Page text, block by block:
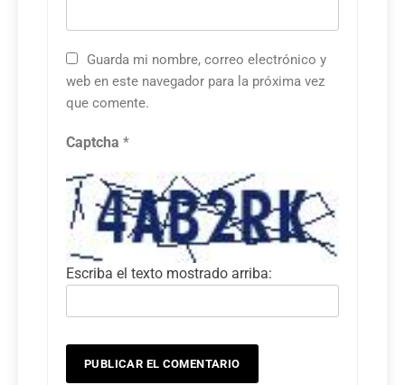
Guarda mi nombre, correo electrónico y
web en este navegador para la próxima vez
que comente.
Captcha *
Escriba el texto mostrado arriba: